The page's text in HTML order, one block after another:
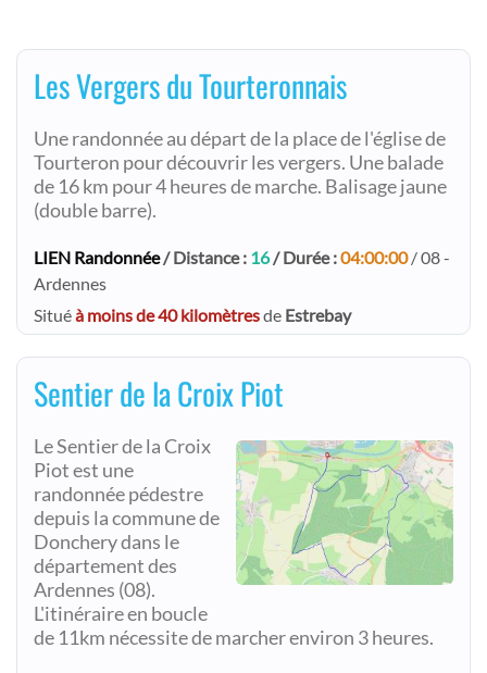
Les Vergers du Tourteronnais
Une randonnée au départ de la place de l'église de
Tourteron pour découvrir les vergers. Une balade
de 16 km pour 4 heures de marche. Balisage jaune
(double barre).
LIEN Randonnée/ Distance : 16/ Durée :04:00:00/ 08 -
Ardennes
Situéà moins de 40 kilomètresde Estrebay
Sentier de la Croix Piot
Le Sentier de la Croix
Piot est une
randonnée pédestre
depuis la commune de
Donchery dans le
département des
Ardennes (08).
L'itinéraire en boucle
de 11km nécessite de marcher environ 3 heures.